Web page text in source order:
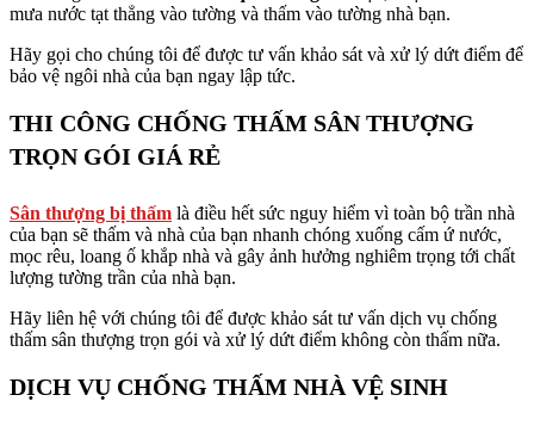
mưa nước tạt thẳng vào tường và thấm vào tường nhà bạn.
Hãy gọi cho chúng tôi để được tư vấn khảo sát và xử lý dứt điểm để
bảo vệ ngôi nhà của bạn ngay lập tức.
THI CÔNG CHỐNG THẤM SÂN THƯỢNG
TRỌN GÓI GIÁ RẺ
Sân thượng bị thấm là điều hết sức nguy hiểm vì toàn bộ trần nhà
của bạn sẽ thấm và nhà của bạn nhanh chóng xuống cấm ứ nước,
mọc rêu, loang ố khắp nhà và gây ảnh hưởng nghiêm trọng tới chất
lượng tường trần của nhà bạn.
Hãy liên hệ với chúng tôi để được khảo sát tư vấn dịch vụ chống
thấm sân thượng trọn gói và xử lý dứt điểm không còn thấm nữa.
DỊCH VỤ CHỐNG THẤM NHÀ VỆ SINH